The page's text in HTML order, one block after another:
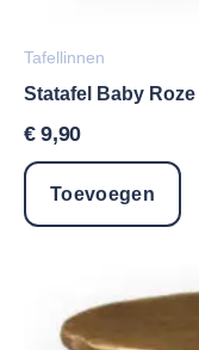
Tafellinnen
Statafel Baby Roze
€9,90
Toevoegen